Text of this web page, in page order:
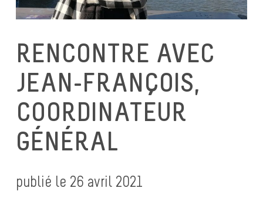
RENCONTRE AVEC
JEAN-FRANÇOIS,
COORDINATEUR
GÉNÉRAL
publié le 26 avril 2021